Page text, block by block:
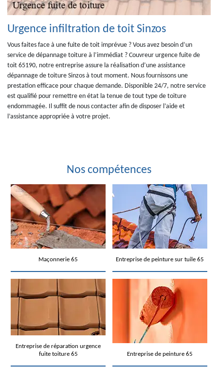
Urgence infiltration de toit Sinzos
Vous faites face à une fuite de toit imprévue ? Vous avez besoin d’un
service de dépannage toiture à l’immédiat ? Couvreur urgence fuite de
toit 65190, notre entreprise assure la réalisation d’une assistance
dépannage de toiture Sinzos à tout moment. Nous fournissons une
prestation efficace pour chaque demande. Disponible 24/7, notre service
est qualifié pour remettre en état la tenue de tout type de toiture
endommagée. Il suffit de nous contacter afin de disposer l’aide et
l’assistance appropriée à votre projet.
Nos compétences
Maçonnerie 65 Entreprise de peinture sur tuile 65
Entreprise de réparation urgence
fuite toiture 65
Entreprise de peinture 65